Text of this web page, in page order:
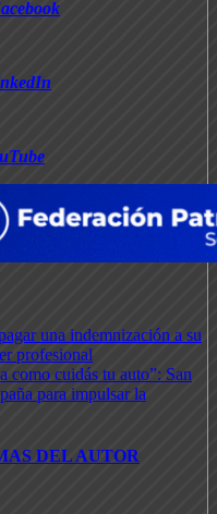
una indemnización a su
profesional
como cuidás tu auto”: San
para impulsar la
DEL AUTOR